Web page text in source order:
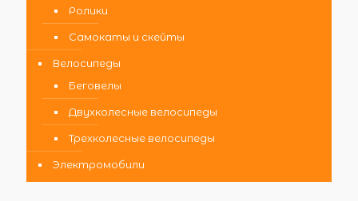
Ролики
Самокаты и скейты
Велосипеды
Беговелы
Двухколесные велосипеды
Трехколесные велосипеды
Электромобили